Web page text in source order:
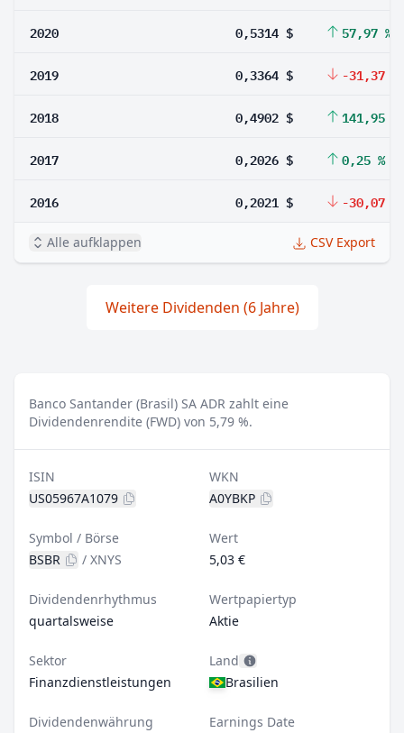
2020 0,5314 $ 57,97 %
2019 0,3364 $ -31,37 %
2018 0,4902 $ 141,95 %
2017 0,2026 $ 0,25 %
2016 0,2021 $ -30,07 %
Alle aufklappen CSV Export
Weitere Dividenden (6 Jahre)
Banco Santander (Brasil) SA ADR zahlt eine
Dividendenrendite (FWD) von 5,79 %.
ISIN
US05967A1079
WKN
A0YBKP
Symbol / Börse
BSBR
/ XNYS
Wert
5,03 €
Dividendenrhythmus
quartalsweise
Wertpapiertyp
Aktie
Sektor
Finanzdienstleistungen
Land
Brasilien
Dividendenwährung Earnings Date